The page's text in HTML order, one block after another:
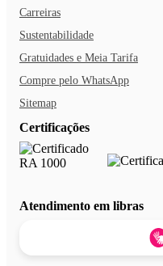
Carreiras
Sustentabilidade
Gratuidades e Meia Tarifa
Compre pelo WhatsApp
Sitemap
Certificações
Atendimento em libras